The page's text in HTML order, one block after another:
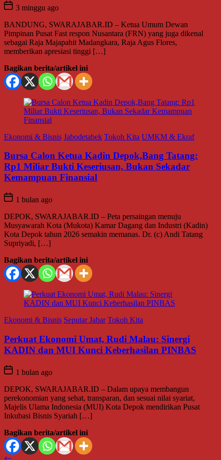
3 minggu ago
BANDUNG, SWARAJABAR.ID – Ketua Umum Dewan
Pimpinan Pusat Fast respon Nusantara (FRN) yang juga dikenal
sebagai Raja Majapahit Madangkara, Raja Agus Flores,
memberikan apresiasi tinggi […]
Bagikan berita/artikel ini
Ekonomi & Bisnis Jabodetabek Tokoh Kita UMKM & Ekraf
Bursa Calon Ketua Kadin Depok,Bang Tatang:
Rp1 Miliar Bukti Keseriusan, Bukan Sekadar
Kemampuan Finansial
1 bulan ago
DEPOK, SWARAJABAR.ID – Peta persaingan menuju
Musyawarah Kota (Mukota) Kamar Dagang dan Industri (Kadin)
Kota Depok tahun 2026 semakin memanas. Dr. (c) Andi Tatang
Supriyadi, […]
Bagikan berita/artikel ini
Ekonomi & Bisnis Seputar Jabar Tokoh Kita
Perkuat Ekonomi Umat, Rudi Malau: Sinergi
KADIN dan MUI Kunci Keberhasilan PINBAS
1 bulan ago
DEPOK, SWARAJABAR.ID – Dalam upaya membangun
perekonomian yang sehat, transparan, dan sesuai nilai syariat,
Majelis Ulama Indonesia (MUI) Kota Depok mendirikan Pusat
Inkubasi Bisnis Syariah […]
Bagikan berita/artikel ini